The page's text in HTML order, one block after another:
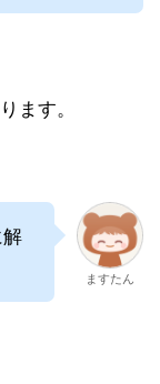
ます。
ますたん